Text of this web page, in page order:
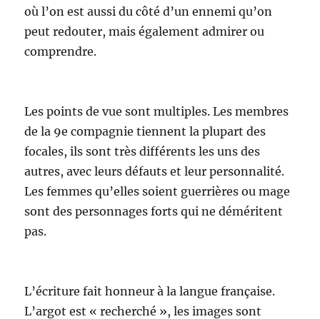
où l’on est aussi du côté d’un ennemi qu’on
peut redouter, mais également admirer ou
comprendre.
Les points de vue sont multiples. Les membres
de la 9e compagnie tiennent la plupart des
focales, ils sont très différents les uns des
autres, avec leurs défauts et leur personnalité.
Les femmes qu’elles soient guerrières ou mage
sont des personnages forts qui ne déméritent
pas.
L’écriture fait honneur à la langue française.
L’argot est « recherché », les images sont